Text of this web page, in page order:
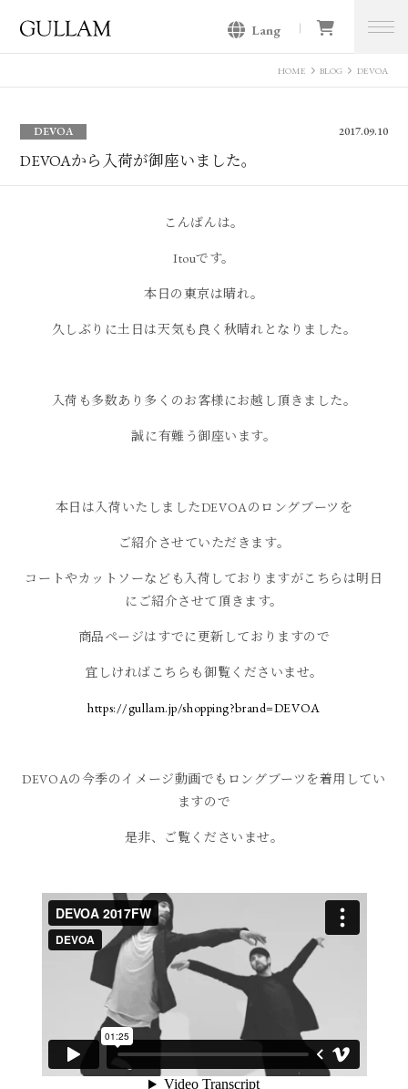
Lang
HOME BLOG DEVOA
DEVOA 2017.09.10
DEVOAから入荷が御座いました。
こんばんは。
Itouです。
本日の東京は晴れ。
久しぶりに土日は天気も良く秋晴れとなりました。
入荷も多数あり多くのお客様にお越し頂きました。
誠に有難う御座います。
本日は入荷いたしましたDEVOAのロングブーツを
ご紹介させていただきます。
コートやカットソーなども入荷しておりますがこちらは明日
にご紹介させて頂きます。
商品ページはすでに更新しておりますので
宜しければこちらも御覧くださいませ。
https://gullam.jp/shopping?brand=DEVOA
DEVOAの今季のイメージ動画でもロングブーツを着用してい
ますので
是非、ご覧くださいませ。